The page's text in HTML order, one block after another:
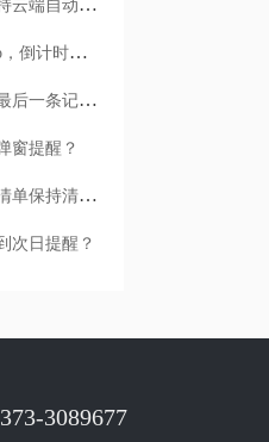
安卓手机换机后数据会丢吗？哪款便签支持云端自动备份？
有没有支持农历提醒桌面小组件的便签app，倒计时一目了然
哪款记录软件支持卸载前自动同步，确保最后一条记录不丢失？
窗提醒？
哪款记录工具支持打卡完成后自动归档，清单保持清爽？
次日提醒？
3089677